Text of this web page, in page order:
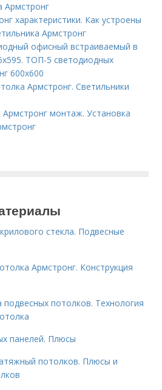
Армстронг
характеристики. Как устроены
Армстронг
офисный встраиваемый в
ТОП-5 светодиодных
600х600
Армстронг. Светильники
монтаж. Установка
стекла. Подвесные
Армстронг. Конструкция
подвесных потолков. Технология
панелей. Плюсы
потолков. Плюсы и